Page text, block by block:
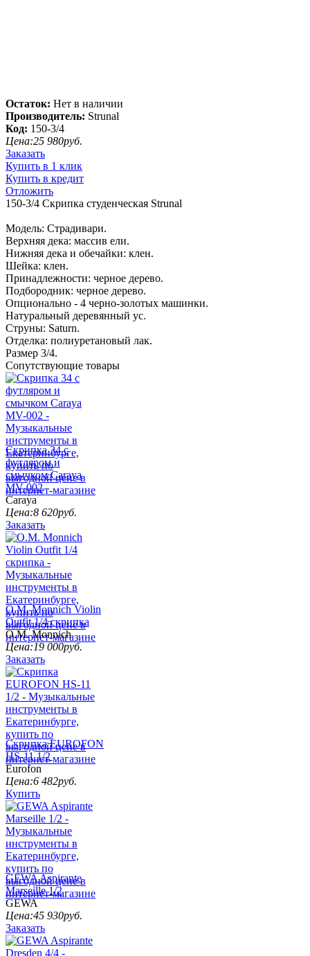
Остаток: Нет в наличии
Производитель: Strunal
Код: 150-3/4
Цена:25 980руб.
Заказать
Купить в 1 клик
Купить в кредит
Отложить
150-3/4 Скрипка студенческая Strunal
Модель: Страдивари.
Верхняя дека: массив ели.
Нижняя дека и обечайки: клен.
Шейка: клен.
Принадлежности: черное дерево.
Подбородник: черное дерево.
Опционально - 4 черно-золотых машинки.
Натуральный деревянный ус.
Струны: Saturn.
Отделка: полиуретановый лак.
Размер 3/4.
Сопутствующие товары
Скрипка 34 с
футляром и
смычком Carayа
MV-002
Caraya
Цена:8 620руб.
Заказать
O.M. Monnich Violin
Outfit 1/4 скрипка
O.M. Monnich
Цена:19 000руб.
Заказать
Скрипка EUROFON
HS-11 1/2
Eurofon
Цена:6 482руб.
Купить
GEWA Aspirante
Marseille 1/2
GEWA
Цена:45 930руб.
Заказать